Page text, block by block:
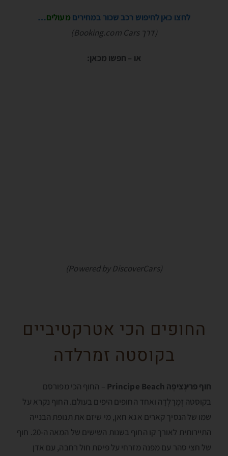
לחצו כאן לחיפוש רכב שכור במחירים מעולים…
(דרך Booking.com Cars)
או – חפשו מכאן:
(Powered by DiscoverCars)
החופים הכי אטרקטיביים
בקוסטה זמרלדה
חוף פּרינְציפֶה Principe Beach
– החוף הכי מפורסם
בקוסטה זְמֶרָלְדָה ואחד החופים היפים בעולם. החוף נקרא על
שמו של הנסיך קארים אגא חאן, מי שיזם את תנופת הבנייה
התיירותית לאורך קו החוף בשנות השישים של המאה ה-20. חוף
של חצי סהר עם מפנה מזרחי על פיסת חול רחבה, עם אדן